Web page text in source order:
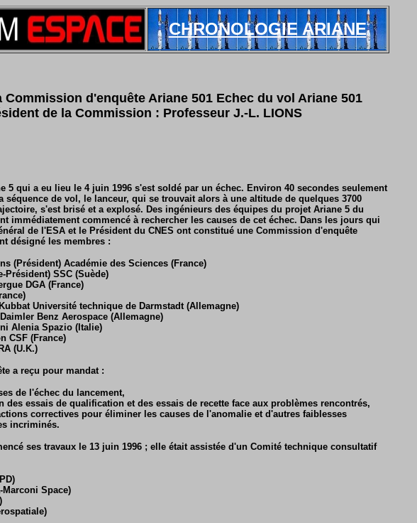
CHRONOLOGIE ARIANE
Commission d'enquête Ariane 501 Echec du vol Ariane 501
de la Commission : Professeur J.-L. LIONS
5 qui a eu lieu le 4 juin 1996 s'est soldé par un échec. Environ 40 secondes seulement
séquence de vol, le lanceur, qui se trouvait alors à une altitude de quelques 3700
s'est brisé et a explosé. Des ingénieurs des équipes du projet Ariane 5 du
immédiatement commencé à rechercher les causes de cet échec. Dans les jours qui
de l'ESA et le Président du CNES ont constitué une Commission d'enquête
désigné les membres :
(Président) Académie des Sciences (France)
Président) SSC (Suède)
DGA (France)
Université technique de Darmstadt (Allemagne)
Benz Aerospace (Allemagne)
Alenia Spazio (Italie)
CSF (France)
(U.K.)
a reçu pour mandat :
de l'échec du lancement,
des essais de qualification et des essais de recette face aux problèmes rencontrés,
correctives pour éliminer les causes de l'anomalie et d'autres faiblesses
incriminés.
ses travaux le 13 juin 1996 ; elle était assistée d'un Comité technique consultatif
Marconi Space)